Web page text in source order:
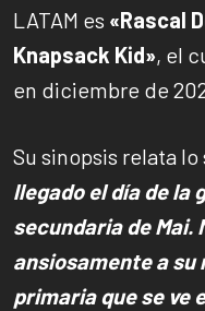
LATAM es «Rascal
Knapsack Kid», el
en diciembre de
Su sinopsis relata
llegado el día de la
secundaria de Mai.
ansiosamente a su
primaria que se ve